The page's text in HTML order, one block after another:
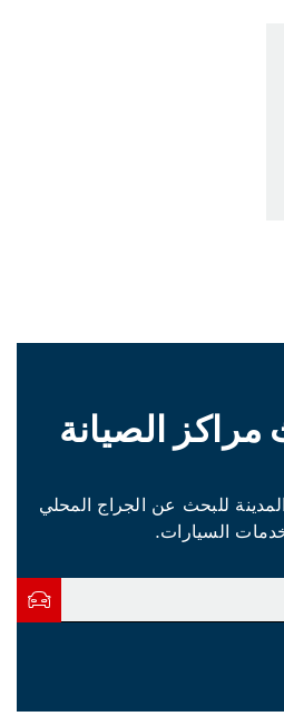
الصيانة
للبحث عن الجراج المحلي
السيارات.